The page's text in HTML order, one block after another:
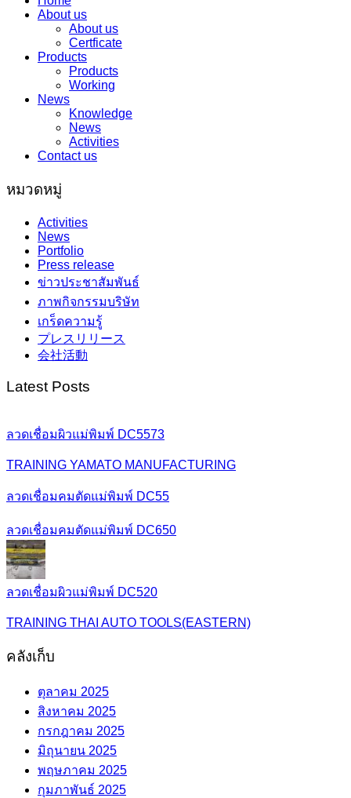
About us
About us
Certficate
Products
Products
Working
News
Knowledge
News
Activities
Contact us
หมวดหมู่
Activities
News
Portfolio
Press release
ข่าวประชาสัมพันธ์
ภาพกิจกรรมบริษัท
เกร็ดความรู้
プレスリリース
会社活動
Latest Posts
ลวดเชื่อมผิวแม่พิมพ์ DC5573
TRAINING YAMATO MANUFACTURING
ลวดเชื่อมคมตัดแม่พิมพ์ DC55
ลวดเชื่อมคมตัดแม่พิมพ์ DC650
ลวดเชื่อมผิวแม่พิมพ์ DC520
TRAINING THAI AUTO TOOLS(EASTERN)
คลังเก็บ
ตุลาคม 2025
สิงหาคม 2025
กรกฎาคม 2025
มิถุนายน 2025
พฤษภาคม 2025
กุมภาพันธ์ 2025